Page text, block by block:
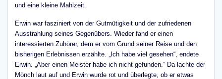
und eine kleine Mahlzeit.
Erwin war fasziniert von der Gutmütigkeit und der zufriedenen
Ausstrahlung seines Gegenübers. Wieder fand er einen
interessierten Zuhörer, dem er vom Grund seiner Reise und den
bisherigen Erlebnissen erzählte. „Ich habe viel gesehen“, endete
Erwin. „Aber einen Meister habe ich nicht gefunden.“ Da lachte der
Mönch laut auf und Erwin wurde rot und überlegte, ob er etwas